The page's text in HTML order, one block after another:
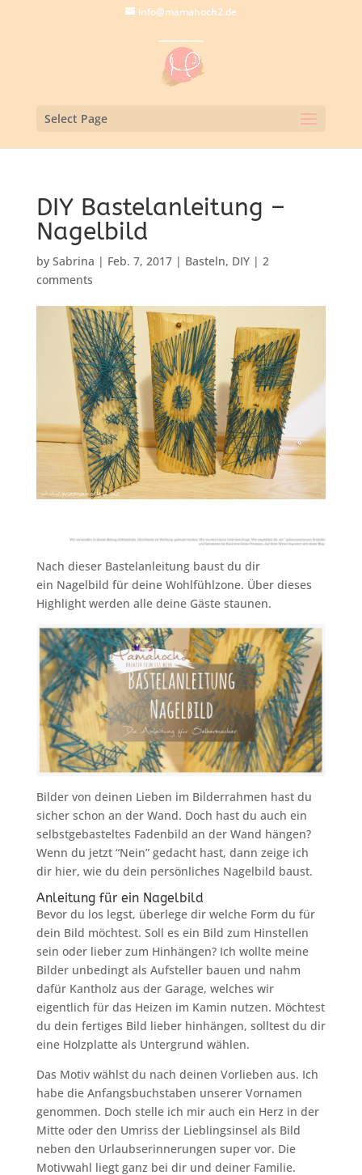
info@mamahoch2.de
Select Page
DIY Bastelanleitung –
Nagelbild
by Sabrina | Feb. 7, 2017| Basteln, DIY| 2
comments
Nach dieser Bastelanleitung baust du dir
ein Nagelbild für deine Wohlfühlzone. Über dieses
Highlight werden alle deine Gäste staunen.
Bilder von deinen Lieben im Bilderrahmen hast du
sicher schon an der Wand. Doch hast du auch ein
selbstgebasteltes Fadenbild an der Wand hängen?
Wenn du jetzt “Nein” gedacht hast, dann zeige ich
dir hier, wie du dein persönliches Nagelbild baust.
Anleitung für ein Nagelbild
Bevor du los legst, überlege dir welche Form du für
dein Bild möchtest. Soll es ein Bild zum Hinstellen
sein oder lieber zum Hinhängen? Ich wollte meine
Bilder unbedingt als Aufsteller bauen und nahm
dafür Kantholz aus der Garage, welches wir
eigentlich für das Heizen im Kamin nutzen. Möchtest
du dein fertiges Bild lieber hinhängen, solltest du dir
eine Holzplatte als Untergrund wählen.
Das Motiv wählst du nach deinen Vorlieben aus. Ich
habe die Anfangsbuchstaben unserer Vornamen
genommen. Doch stelle ich mir auch ein Herz in der
Mitte oder den Umriss der Lieblingsinsel als Bild
neben den Urlaubserinnerungen super vor. Die
Motivwahl liegt ganz bei dir und deiner Familie.